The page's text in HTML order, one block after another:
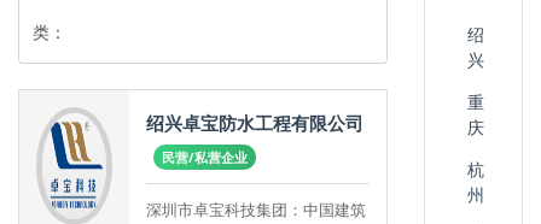
类：
绍兴卓宝防水工程有限公司
民营/私营企业
深圳市卓宝科技集团：中国建筑
绍
兴
重
庆
杭
州